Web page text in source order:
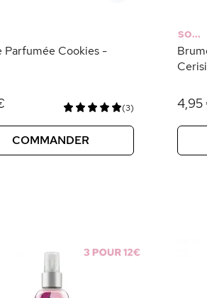
Parfumée Cookies -
(3)
COMMANDER
SO...
4,95